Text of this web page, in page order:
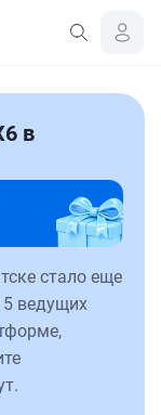
в
стало еще
ведущих